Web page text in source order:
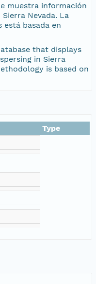
muestra información
Nevada. La
basada en
that displays
in Sierra
is based on
Type